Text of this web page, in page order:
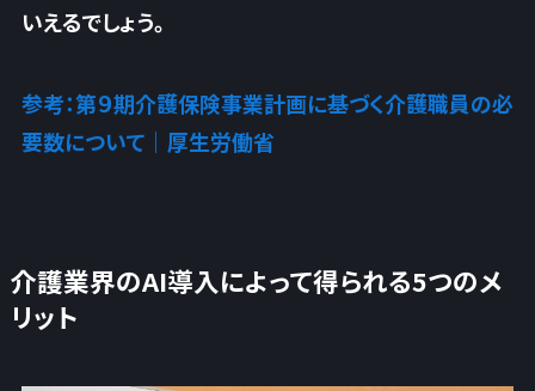
いえるでしょう。
参考：第９期介護保険事業計画に基づく介護職員の必
要数について｜厚生労働省
介護業界のAI導入によって得られる5つのメ
リット